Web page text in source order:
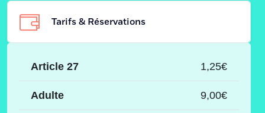
Tarifs & Réservations
Article 27 1,25€
Adulte 9,00€